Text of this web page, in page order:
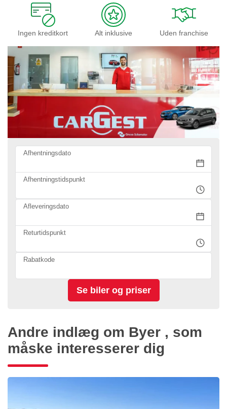
Ingen kreditkort Alt inklusive Uden franchise
Afhentningsdato
Afhentningstidspunkt
Afleveringsdato
Returtidspunkt
Rabatkode
Andre indlæg om Byer , som
måske interesserer dig